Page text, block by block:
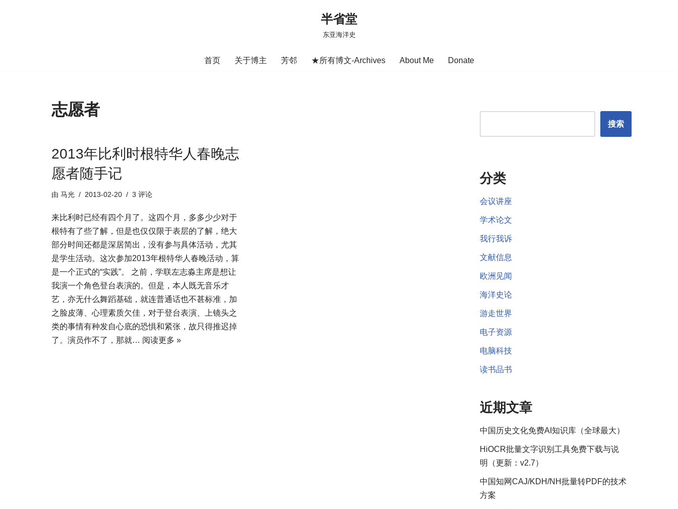
半省堂
东亚海洋史
首页 关于博主 芳邻 ★所有博文-Archives About Me Donate
志愿者
2013年比利时根特华人春晚志
愿者随手记
由 马光 2013-02-20 3 评论
来比利时已经有四个月了。这四个月，多多少少对于
根特有了些了解，但是也仅仅限于表层的了解，绝大
部分时间还都是深居简出，没有参与具体活动，尤其
是学生活动。这次参加2013年根特华人春晚活动，算
是一个正式的“实践”。 之前，学联左志淼主席是想让
我演一个角色登台表演的。但是，本人既无音乐才
艺，亦无什么舞蹈基础，就连普通话也不甚标准，加
之脸皮薄、心理素质欠佳，对于登台表演、上镜头之
类的事情有种发自心底的恐惧和紧张，故只得推迟掉
了。演员作不了，那就… 阅读更多 »
搜索
分类
会议讲座
学术论文
我行我诉
文献信息
欧洲见闻
海洋史论
游走世界
电子资源
电脑科技
读书品书
近期文章
中国历史文化免费AI知识库（全球最大）
HiOCR批量文字识别工具免费下载与说
明（更新：v2.7）
中国知网CAJ/KDH/NH批量转PDF的技术
方案